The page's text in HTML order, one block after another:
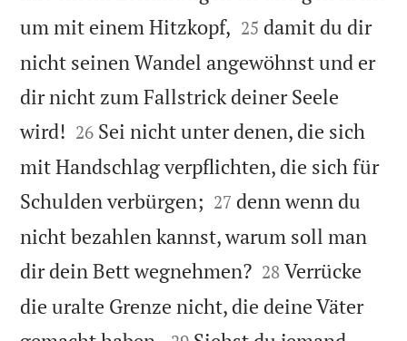
um mit einem Hitzkopf, 

25 damit du dir
nicht seinen Wandel angewöhnst und er
dir nicht zum Fallstrick deiner Seele
wird! 

26 Sei nicht unter denen, die sich
mit Handschlag verpflichten, die sich für
Schulden verbürgen; 

27 denn wenn du
nicht bezahlen kannst, warum soll man
dir dein Bett wegnehmen?
28 Verrücke
die uralte Grenze nicht, die deine Väter